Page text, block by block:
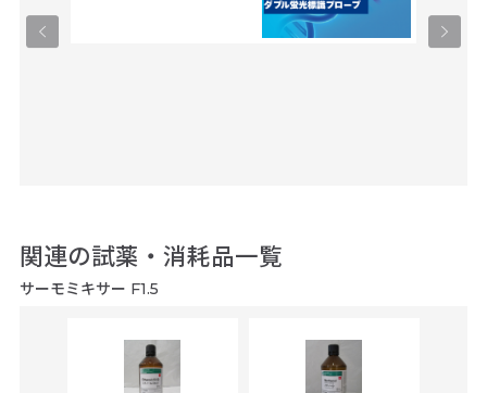
関連の試薬・消耗品一覧
サーモミキサー F1.5